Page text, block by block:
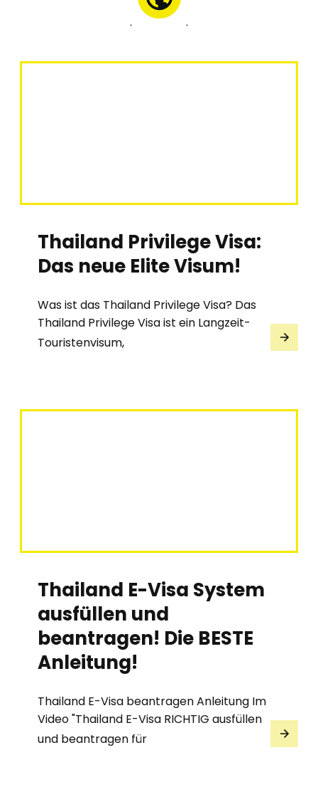
Thailand Privilege Visa:
Das neue Elite Visum!
Was ist das Thailand Privilege Visa? Das
Thailand Privilege Visa ist ein Langzeit-
Touristenvisum,
Thailand E-Visa System
ausfüllen und
beantragen! Die BESTE
Anleitung!
Thailand E-Visa beantragen Anleitung Im
Video "Thailand E-Visa RICHTIG ausfüllen
und beantragen für